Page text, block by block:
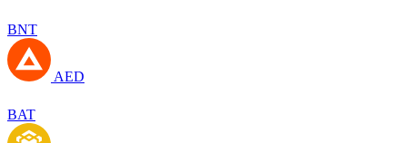
BNT
AED
BAT